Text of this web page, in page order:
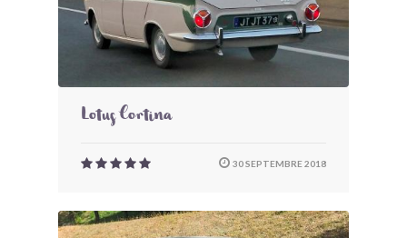
Lotus Cortina
30 SEPTEMBRE 2018